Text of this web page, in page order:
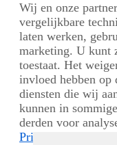
Wij en onze
vergelijkbare
laten werken,
marketing. U kunt
toestaat. Het
invloed hebben op
diensten die wij
kunnen in
derden voor
Privacybeleid